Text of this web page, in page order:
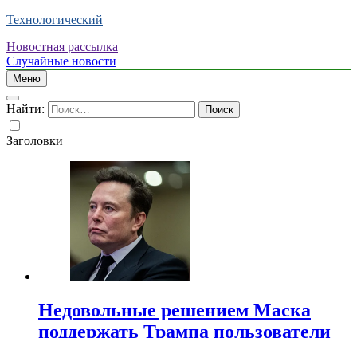
Технологический
Новостная рассылка
Случайные новости
Меню
Найти:
Заголовки
Недовольные решением Маска
поддержать Трампа пользователи